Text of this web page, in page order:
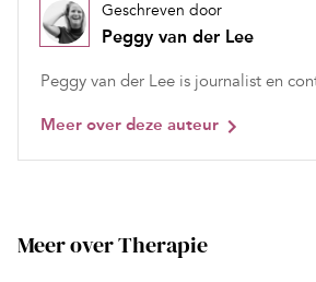
Geschreven door
Peggy van der Lee
Peggy van der Lee is journalist en
Meer over deze auteur
Meer over Therapie